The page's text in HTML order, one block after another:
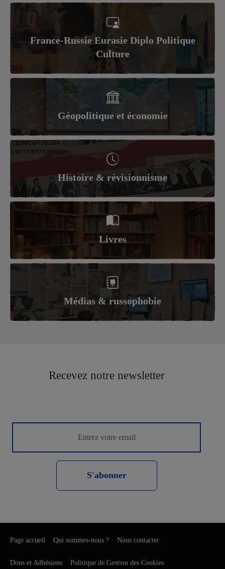
France-Russie Eurasie Diplo Politique
Culture
Géopolitique et économie
Histoire & révisionnisme
Livres
Médias & russophobie
Recevez notre newsletter
S'abonner
Page accueil Qui sommes-nous ? Nous contacter
Dons et Adhésions Politique de Gestion des Cookies